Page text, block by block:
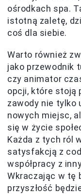
ośrodkach spa.
istotną zaletę,
coś dla siebie.
Warto również
jako przewodnik
czy animator
opcji, które stoją
zawody nie tylko
nowych miejsc,
się w życie
Każda z tych ról
satysfakcją z
współpracy z
Wkraczając w tę
przyszłość